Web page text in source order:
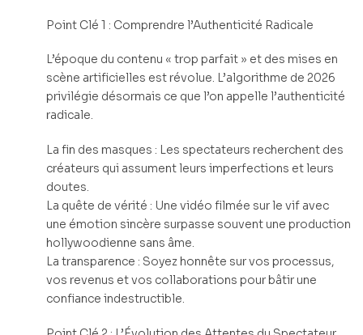
Point Clé 1 : Comprendre l’Authenticité Radicale
L’époque du contenu « trop parfait » et des mises en
scène artificielles est révolue. L’algorithme de 2026
privilégie désormais ce que l’on appelle l’authenticité
radicale.
La fin des masques : Les spectateurs recherchent des
créateurs qui assument leurs imperfections et leurs
doutes.
La quête de vérité : Une vidéo filmée sur le vif avec
une émotion sincère surpasse souvent une production
hollywoodienne sans âme.
La transparence : Soyez honnête sur vos processus,
vos revenus et vos collaborations pour bâtir une
confiance indestructible.